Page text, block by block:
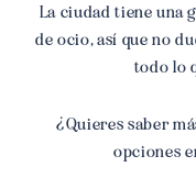
La ciudad tiene una
de ocio, así que no
todo lo
¿Quieres saber
opciones